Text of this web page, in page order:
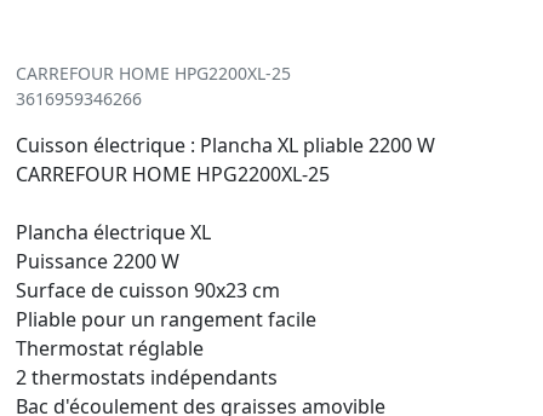
CARREFOUR HOME HPG2200XL-25
3616959346266
Cuisson électrique : Plancha XL pliable 2200 W
CARREFOUR HOME HPG2200XL-25
Plancha électrique XL
Puissance 2200 W
Surface de cuisson 90x23 cm
Pliable pour un rangement facile
Thermostat réglable
2 thermostats indépendants
Bac d'écoulement des graisses amovible